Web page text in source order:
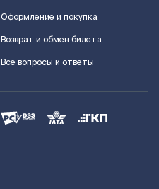
Оформление и покупка
Возврат и обмен билета
Все вопросы и ответы